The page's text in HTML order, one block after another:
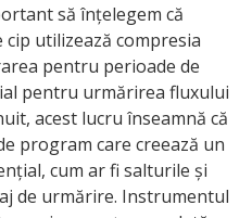
să înțelegem că
utilizează compresia
pentru perioade de
pentru urmărirea fluxului
acest lucru înseamnă că
program care creează un
cum ar fi salturile și
de urmărire. Instrumentul